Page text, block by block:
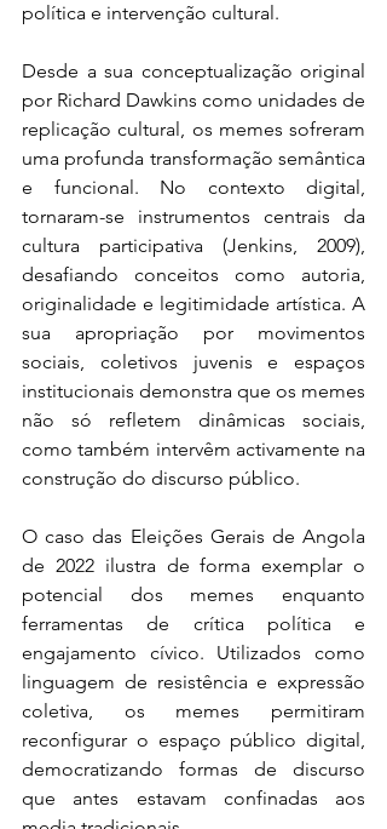
política e intervenção cultural.
Desde a sua conceptualização original
por Richard Dawkins como unidades de
replicação cultural, os memes sofreram
uma profunda transformação semântica
e funcional. No contexto digital,
tornaram-se instrumentos centrais da
cultura participativa (Jenkins, 2009),
desafiando conceitos como autoria,
originalidade e legitimidade artística. A
sua apropriação por movimentos
sociais, coletivos juvenis e espaços
institucionais demonstra que os memes
não só refletem dinâmicas sociais,
como também intervêm activamente na
construção do discurso público.
O caso das Eleições Gerais de Angola
de 2022 ilustra de forma exemplar o
potencial dos memes enquanto
ferramentas de crítica política e
engajamento cívico. Utilizados como
linguagem de resistência e expressão
coletiva, os memes permitiram
reconfigurar o espaço público digital,
democratizando formas de discurso
que antes estavam confinadas aos